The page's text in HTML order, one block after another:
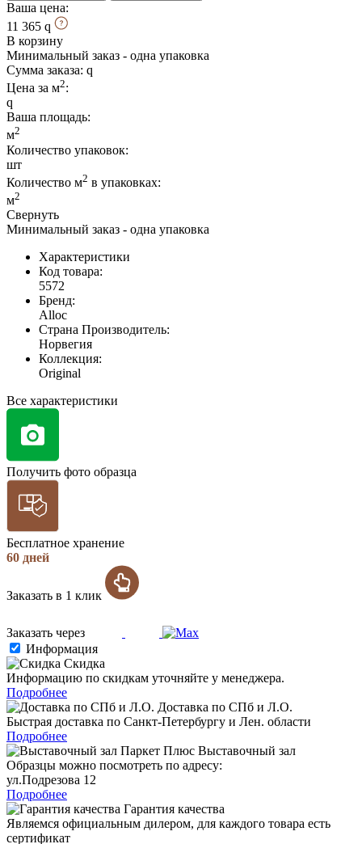
Ваша цена:
11 365
В корзину
Минимальный заказ - одна упаковка
Сумма заказа:
Цена за м2:
Ваша площадь:
м2
Количество упаковок:
шт
Количество м2 в упаковках:
м2
Свернуть
Минимальный заказ - одна упаковка
Характеристики
Код товара:
5572
Бренд:
Alloc
Страна Производитель:
Норвегия
Коллекция:
Original
Все характеристики
Получить фото образца
Бесплатное хранение
60 дней
Заказать в 1 клик
Заказать через
Информация
Скидка
Информацию по скидкам уточняйте у менеджера.
Подробнее
Доставка по СПб и Л.О.
Быстрая доставка по Санкт-Петербургу и Лен. области
Подробнее
Выставочный зал
Образцы можно посмотреть по адресу:
ул.Подрезова 12
Подробнее
Гарантия качества
Являемся официальным дилером, для каждого товара есть
сертификат